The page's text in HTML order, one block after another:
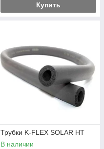
Купить
Трубки K-FLEX SOLAR HT
В наличии